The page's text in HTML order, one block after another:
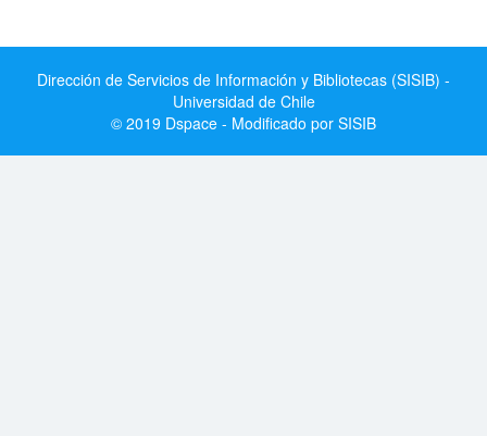
Dirección de Servicios de Información y Bibliotecas (SISIB) -
Universidad de Chile
© 2019 Dspace - Modificado por SISIB